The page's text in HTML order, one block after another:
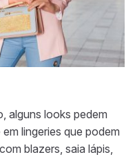
alguns looks pedem
em lingeries que podem
com blazers, saia lápis,